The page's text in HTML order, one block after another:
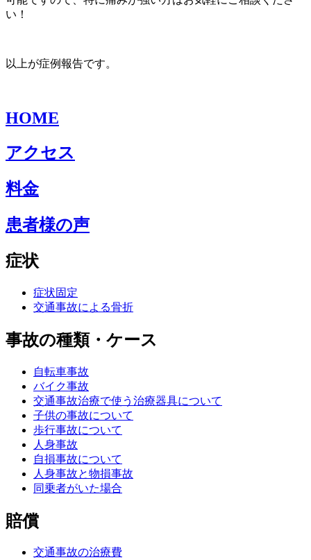
い！
以上が症例報告です。
HOME
アクセス
料金
患者様の声
症状
症状固定
交通事故による骨折
事故の種類・ケース
自転車事故
バイク事故
交通事故治療で使う治療器具について
子供の事故について
歩行事故について
人身事故
自損事故について
人身事故と物損事故
同乗者がいた場合
賠償
交通事故の治療費